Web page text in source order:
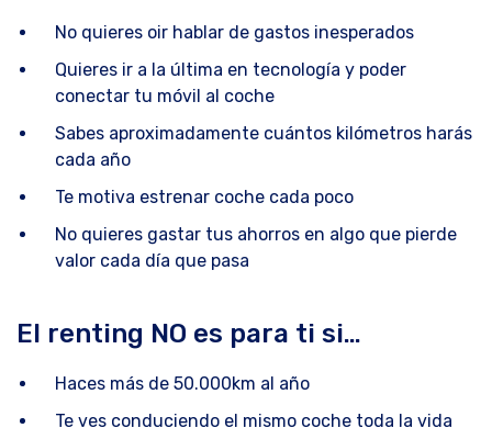
No quieres oir hablar de gastos inesperados
Quieres ir a la última en tecnología y poder
conectar tu móvil al coche
Sabes aproximadamente cuántos kilómetros harás
cada año
Te motiva estrenar coche cada poco
No quieres gastar tus ahorros en algo que pierde
valor cada día que pasa
El renting NO es para ti si…
Haces más de 50.000km al año
Te ves conduciendo el mismo coche toda la vida